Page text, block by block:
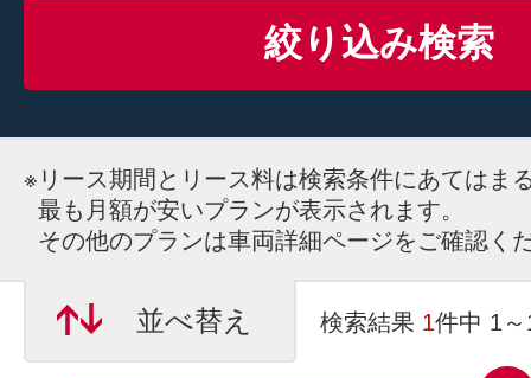
絞り込み検索
※ リース期間とリース料は検索条件にあてはま
最も月額が安いプランが表示されます。
その他のプランは車両詳細ページをご確認く
並べ替え 検索結果 1件中 1